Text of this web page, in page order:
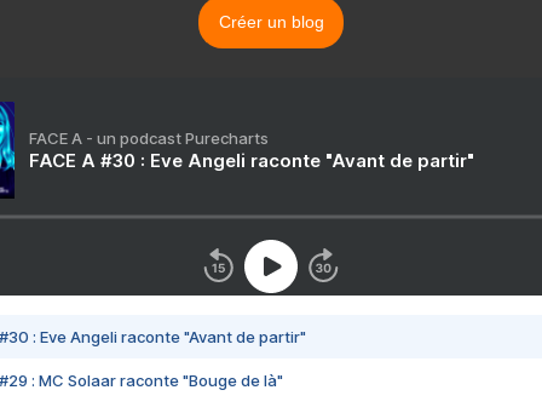
Créer un blog
FACE A - un podcast Purecharts
FACE A #30 : Eve Angeli raconte "Avant de partir"
#30 : Eve Angeli raconte "Avant de partir"
#29 : MC Solaar raconte "Bouge de là"